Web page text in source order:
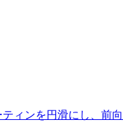
ィンを円滑にし、前